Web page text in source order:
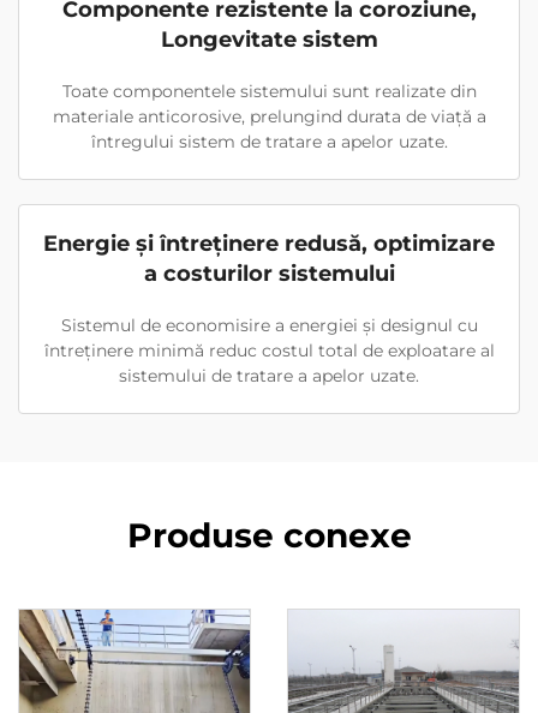
Componente rezistente la coroziune,
Longevitate sistem
Toate componentele sistemului sunt realizate din
materiale anticorosive, prelungind durata de viață a
întregului sistem de tratare a apelor uzate.
Energie și întreținere redusă, optimizare
a costurilor sistemului
Sistemul de economisire a energiei și designul cu
întreținere minimă reduc costul total de exploatare al
sistemului de tratare a apelor uzate.
Produse conexe